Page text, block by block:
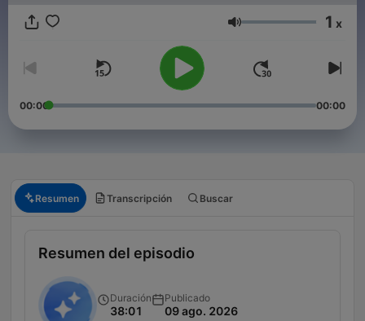
3.0 (https://creativecommons.org/licenses/by-sa/3.0/)
Volumen 1 x
00:00 00:00
Resumen Transcripción Buscar
Resumen del episodio
Duración
38:01
Publicado
09 ago. 2026